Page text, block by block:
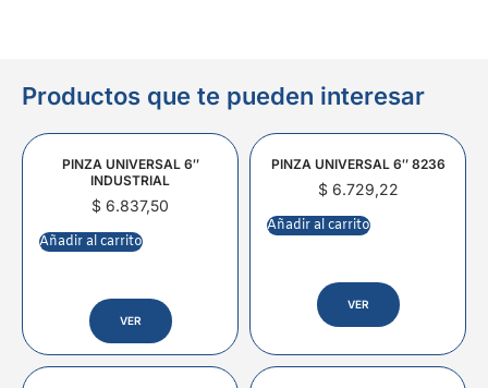
Productos que te pueden interesar
PINZA UNIVERSAL 6″
INDUSTRIAL
$ 6.837,50
Añadir al carrito
VER
PINZA UNIVERSAL 6″ 8236
$6.729,22
Añadir al carrito
VER